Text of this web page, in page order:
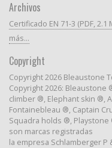
Archivos
Certificado EN 71-3 (PDF, 2.1
más...
Copyright
Copyright 2026 Bleaustone
Copyright 2026: Bleaustone
climber ®, Elephant skin ®,
Fontainebleau ®, Captain
Squadra holds ®,
son marcas registradas
la empresa Schlamberger P